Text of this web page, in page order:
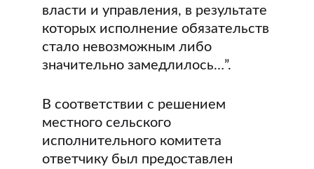
власти и управления, в результате
которых исполнение обязательств
стало невозможным либо
значительно замедлилось…”.
В соответствии с решением
местного сельского
исполнительного комитета
ответчику был предоставлен